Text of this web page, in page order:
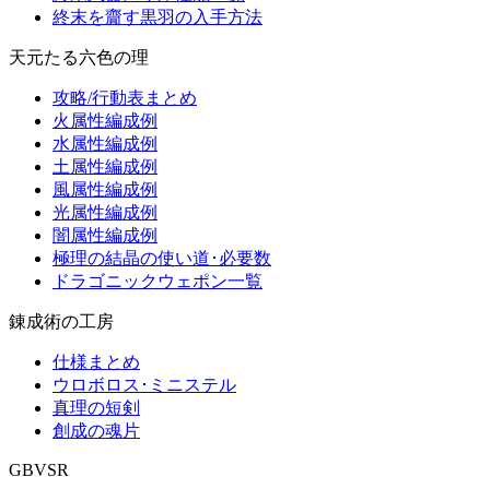
終末を齎す黒羽の入手方法
天元たる六色の理
攻略/行動表まとめ
火属性編成例
水属性編成例
土属性編成例
風属性編成例
光属性編成例
闇属性編成例
極理の結晶の使い道･必要数
ドラゴニックウェポン一覧
錬成術の工房
仕様まとめ
ウロボロス･ミニステル
真理の短剣
創成の魂片
GBVSR